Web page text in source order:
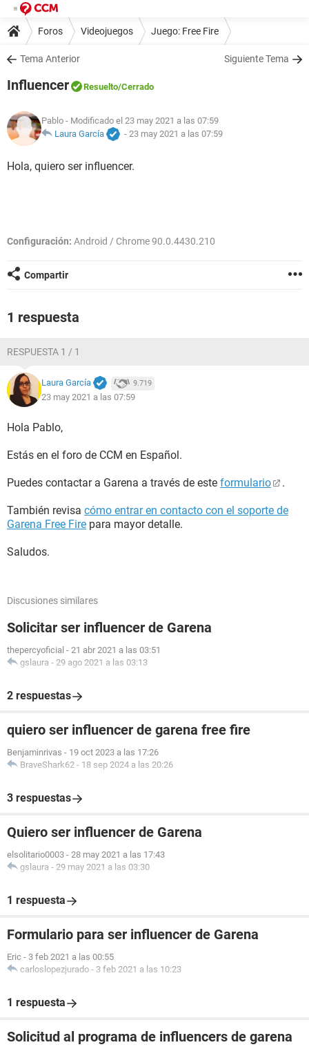
Foros Videojuegos Juego: Free Fire
Tema Anterior Siguiente Tema
Influencer Resuelto/Cerrado
Pablo - Modificado el 23 may 2021 a las 07:59
Laura García
- 23 may 2021 a las 07:59
Hola, quiero ser influencer.
Configuración: Android / Chrome 90.0.4430.210
Compartir
1 respuesta
RESPUESTA 1 / 1
Laura García 9.719
23 may 2021 a las 07:59
Hola Pablo,
Estás en el foro de CCM en Español.
Puedes contactar a Garena a través de este formulario .
También revisa cómo entrar en contacto con el soporte de
Garena Free Fire para mayor detalle.
Saludos.
Discusiones similares
Solicitar ser influencer de Garena
thepercyoficial - 21 abr 2021 a las 03:51
gslaura - 29 ago 2021 a las 03:13
2 respuestas
quiero ser influencer de garena free fire
Benjaminrivas - 19 oct 2023 a las 17:26
BraveShark62 - 18 sep 2024 a las 20:26
3 respuestas
Quiero ser influencer de Garena
elsolitario0003 - 28 may 2021 a las 17:43
gslaura - 29 may 2021 a las 03:30
1 respuesta
Formulario para ser influencer de Garena
Eric - 3 feb 2021 a las 00:55
carloslopezjurado - 3 feb 2021 a las 10:23
1 respuesta
Solicitud al programa de influencers de garena